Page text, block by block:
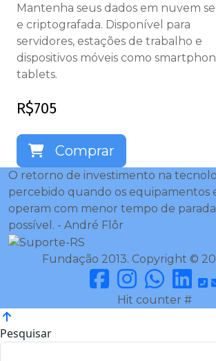
Mantenha seus dados em nuvem
e criptografada. Disponível para
servidores, estações de trabalho e
dispositivos móveis como
tablets.
R$705
Comprar
O retorno de investimento na
percebido quando os equipamentos
operam com menor tempo de
possível. - André Flôr
Fundação 2013. Copyright ©
Hit counter #
Pesquisar